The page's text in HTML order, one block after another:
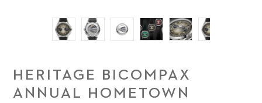
HERITAGE BICOMPAX
ANNUAL HOMETOWN